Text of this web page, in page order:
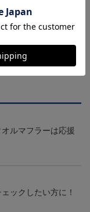
ルマフラーは応援
ックしたい方に！